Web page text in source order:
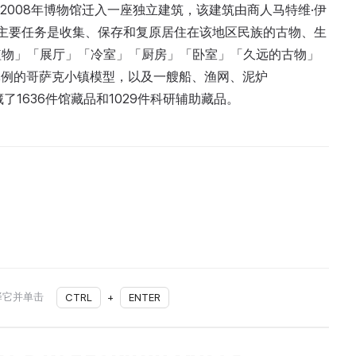
年博物馆迁入一座独立建筑，该建筑由商人马特维·伊
任务是收集、保存和复原居住在该地区民族的古物、生
」「展厅」「冷室」「厨房」「卧室」「久远的古物」
的哥萨克小镇模型，以及一艘船、渔网、泥炉
1636件馆藏品和1029件科研辅助藏品。
并单击 CTRL + ENTER